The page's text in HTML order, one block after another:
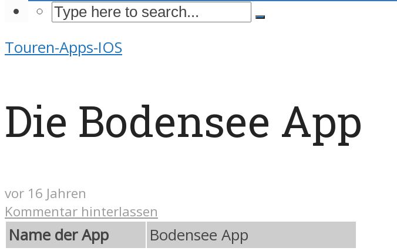
Touren-Apps-IOS
Die Bodensee App
vor 16 Jahren
Kommentar hinterlassen
Name der App
Bodensee App